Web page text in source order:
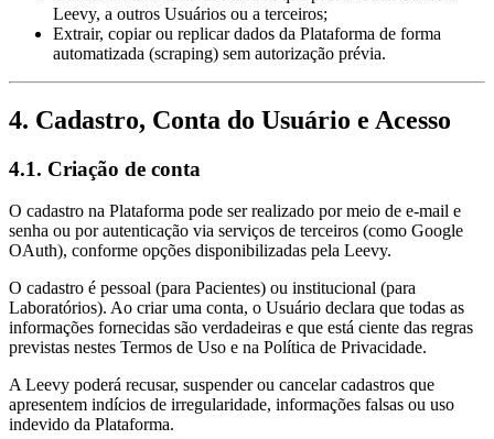
Leevy, a outros Usuários ou a terceiros;
Extrair, copiar ou replicar dados da Plataforma de forma
automatizada (scraping) sem autorização prévia.
4. Cadastro, Conta do Usuário e Acesso
4.1. Criação de conta
O cadastro na Plataforma pode ser realizado por meio de e-mail e
senha ou por autenticação via serviços de terceiros (como Google
OAuth), conforme opções disponibilizadas pela Leevy.
O cadastro é pessoal (para Pacientes) ou institucional (para
Laboratórios). Ao criar uma conta, o Usuário declara que todas as
informações fornecidas são verdadeiras e que está ciente das regras
previstas nestes Termos de Uso e na Política de Privacidade.
A Leevy poderá recusar, suspender ou cancelar cadastros que
apresentem indícios de irregularidade, informações falsas ou uso
indevido da Plataforma.